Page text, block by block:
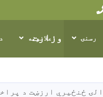
وزارت رسنۍ اعلانونه
ځنځیري ارزښت د پراختیا پروژه